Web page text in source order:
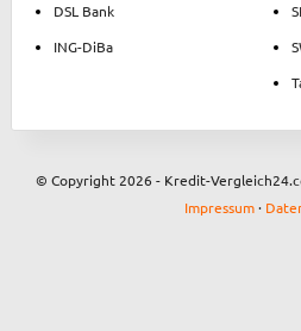
DSL Bank
ING-DiBa
© Copyright 2026 - Kredit-
Impressum·